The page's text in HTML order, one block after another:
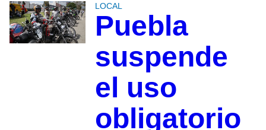
LOCAL
Puebla
suspende
el uso
obligatorio